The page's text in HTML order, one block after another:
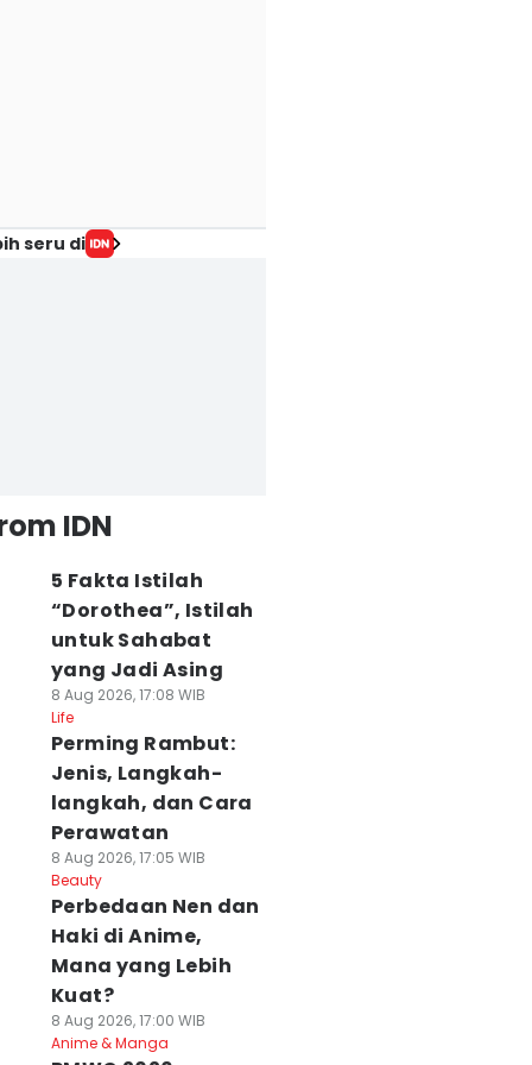
seru di
IDN
5 Fakta Istilah
“Dorothea”, Istilah
untuk Sahabat
yang Jadi Asing
8 Aug 2026, 17:08 WIB
Life
Perming Rambut:
Jenis, Langkah-
langkah, dan Cara
Perawatan
8 Aug 2026, 17:05 WIB
Beauty
Perbedaan Nen dan
Haki di Anime,
Mana yang Lebih
Kuat?
8 Aug 2026, 17:00 WIB
Anime & Manga